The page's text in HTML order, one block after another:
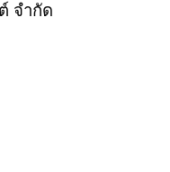
จำกัด